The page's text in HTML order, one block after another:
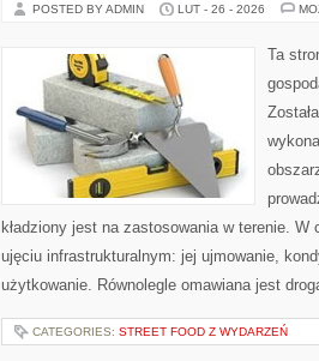
POSTED BY ADMIN LUT - 26 - 2026
Ta
kładziony jest na zastosowania w terenie.
ujęciu infrastrukturalnym: jej ujmowanie,
użytkowanie. Równolegle omawiana jest
CATEGORIES: STREET FOOD Z WYDARZEŃ